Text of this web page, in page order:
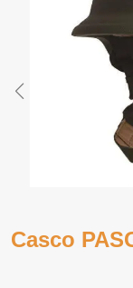
Casco